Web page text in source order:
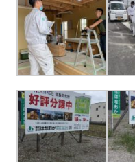
ら
し
を
守
技
術、
標
準
あ
る
質
問
ッ
フ・
大
工
紹
介
hanaco
ス